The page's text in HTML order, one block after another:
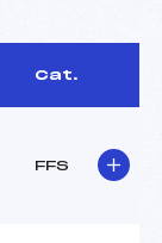
Cat.
FFS